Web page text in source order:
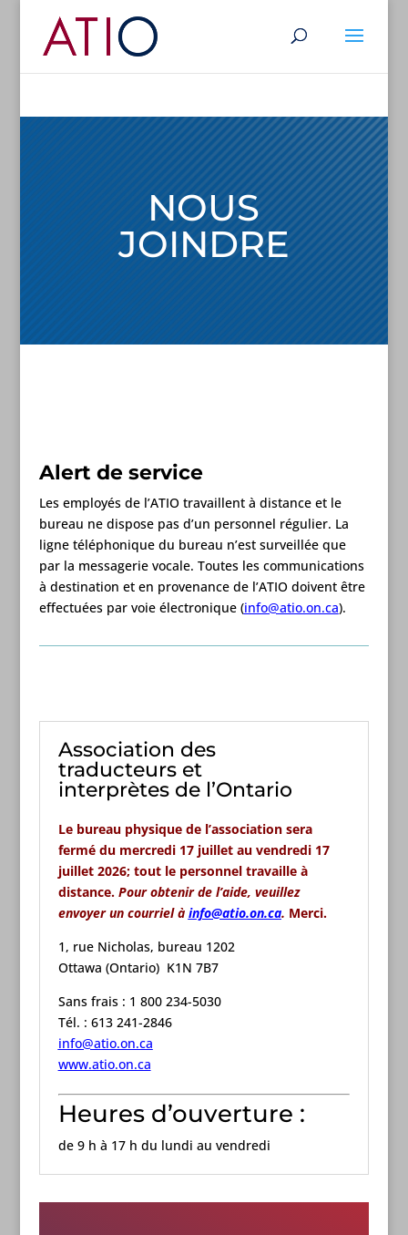
NOUS
JOINDRE
Alert de service
Les employés de l’ATIO travaillent à distance et le
bureau ne dispose pas d’un personnel régulier. La
ligne téléphonique du bureau n’est surveillée que
par la messagerie vocale. Toutes les communications
à destination et en provenance de l’ATIO doivent être
effectuées par voie électronique (info@atio.on.ca).
Association des
traducteurs et
interprètes de l’Ontario
Le bureau physique de l’association sera
fermé du mercredi 17 juillet au vendredi 17
juillet 2026; tout le personnel travaille à
distance. Pour obtenir de l’aide, veuillez
envoyer un courriel à info@atio.on.ca. Merci.
1, rue Nicholas, bureau 1202
Ottawa (Ontario) K1N 7B7
Sans frais : 1 800 234-5030
Tél. : 613 241-2846
info@atio.on.ca
www.atio.on.ca
Heures d’ouverture :
de 9 h à 17 h du lundi au vendredi